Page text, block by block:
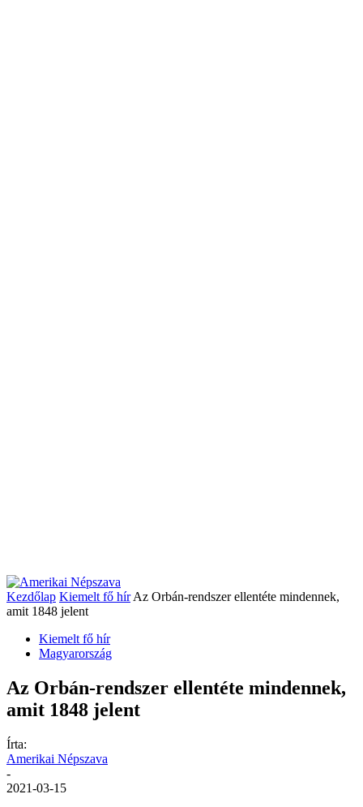
Kezdőlap Kiemelt fő hír Az Orbán-rendszer ellentéte mindennek,
amit 1848 jelent
Kiemelt fő hír
Magyarország
Az Orbán-rendszer ellentéte mindennek,
amit 1848 jelent
Írta:
Amerikai Népszava
-
2021-03-15